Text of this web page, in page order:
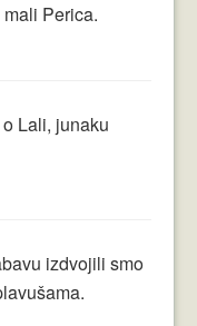
Perica.
Lali, junaku
izdvojili smo